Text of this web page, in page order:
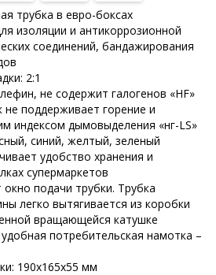
трубка в евро-боксах
изоляции и антикоррозионной
соединений, бандажирования
2:1
не содержит галогенов «HF»
поддерживает горение и
индексом дымовыделения «нг-LS»
синий, желтый, зеленый
удобство хранения и
супермаркетов
подачи трубки. Трубка
легко вытягивается из коробки
вращающейся катушке
потребительская намотка –
190х165х55 мм